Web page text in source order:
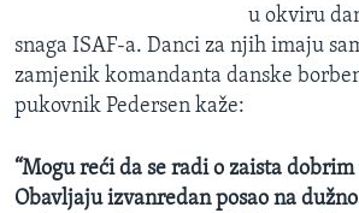
u okviru
snaga ISAF-a. Danci za njih imaju
zamjenik komandanta danske
pukovnik Pedersen kaže:
“Mogu reći da se radi o zaista
Obavljaju izvanredan posao na